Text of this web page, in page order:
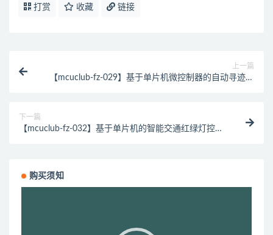
打赏 收藏 链接
上一篇
【mcuclub-fz-029】基于单片机微控制器的自动寻迹避
下一篇
【mcuclub-fz-032】基于单片机的智能交通红绿灯控制
购买须知